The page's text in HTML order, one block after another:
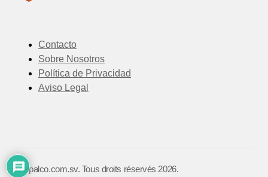
Contacto
Sobre Nosotros
Política de Privacidad
Aviso Legal
©️ elpalco.com.sv. Tous droits réservés 2026.